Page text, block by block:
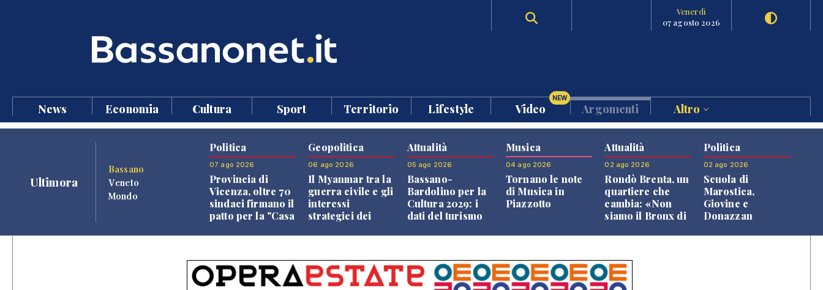
Venerdì
07 agosto 2026
News Economia Cultura Sport Territorio Lifestyle Video
NEW
Argomenti Altro
Ultimora
Bassano
Veneto
Mondo
Politica
07 ago 2026
Provincia di
Vicenza, oltre 70
sindaci firmano il
patto per la "Casa
Geopolitica
06 ago 2026
Il Myanmar tra la
guerra civile e gli
interessi
strategici dei
Attualità
05 ago 2026
Bassano-
Bardolino per la
Cultura 2029: i
dati del turismo
Musica
04 ago 2026
Tornano le note
di Musica in
Piazzotto
Attualità
02 ago 2026
Rondò Brenta, un
quartiere che
cambia: «Non
siamo il Bronx di
Politica
02 ago 2026
Scuola di
Marostica,
Giovine e
Donazzan